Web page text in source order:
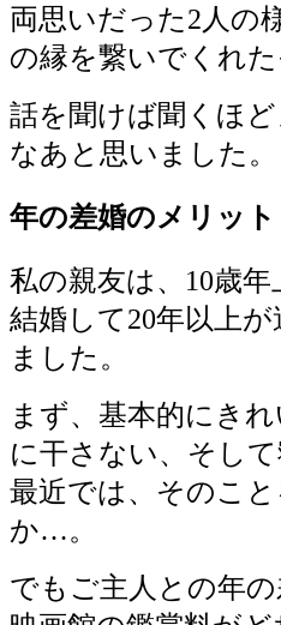
両思いだった2人の
の縁を繋いでくれた
話を聞けば聞くほ
なあと思いました。
年の差婚のメリット
私の親友は、10歳
結婚して20年以上
ました。
まず、基本的にき
に干さない、そし
最近では、そのこ
か…。
でもご主人との年